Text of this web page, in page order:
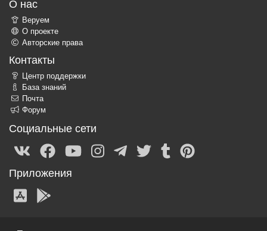
Веруем
О проекте
Авторские права
Контакты
Центр поддержки
База знаний
Почта
Форум
Социальные сети
Приложения